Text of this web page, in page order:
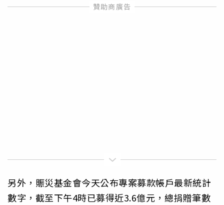
另外，賑災基金會今天公布專案募款帳戶最新統計
數字，截至下午4時已募得近3.6億元，總捐贈筆數